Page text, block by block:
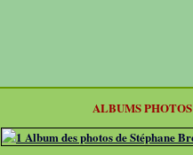
ALBUMS PHOTOS